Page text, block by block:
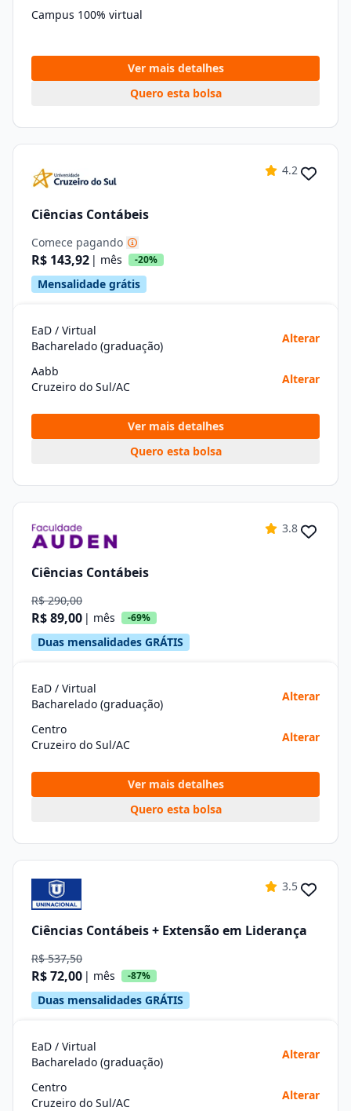
Campus 100% virtual
Ver mais detalhes
Quero esta bolsa
4.2
Ciências Contábeis
Comece pagando
R$ 143,92 | mês -20%
Mensalidade grátis
EaD / Virtual
Bacharelado (graduação)
Alterar
Aabb
Cruzeiro do Sul/AC
Alterar
Ver mais detalhes
Quero esta bolsa
3.8
Ciências Contábeis
R$ 290,00
R$ 89,00 | mês -69%
Duas mensalidades GRÁTIS
EaD / Virtual
Bacharelado (graduação)
Alterar
Centro
Cruzeiro do Sul/AC
Alterar
Ver mais detalhes
Quero esta bolsa
3.5
Ciências Contábeis + Extensão em Liderança
R$ 537,50
R$ 72,00 | mês -87%
Duas mensalidades GRÁTIS
EaD / Virtual
Bacharelado (graduação)
Alterar
Centro
Cruzeiro do Sul/AC
Alterar